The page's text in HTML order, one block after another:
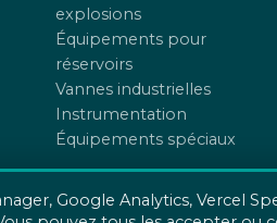
explosions
Équipements pour
réservoirs
Vannes industrielles
Instrumentation
Équipements spéciaux
Google Analytics, Vercel